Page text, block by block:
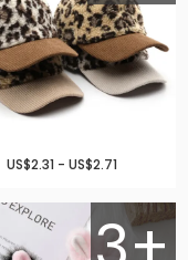
US$2.31 - US$2.71